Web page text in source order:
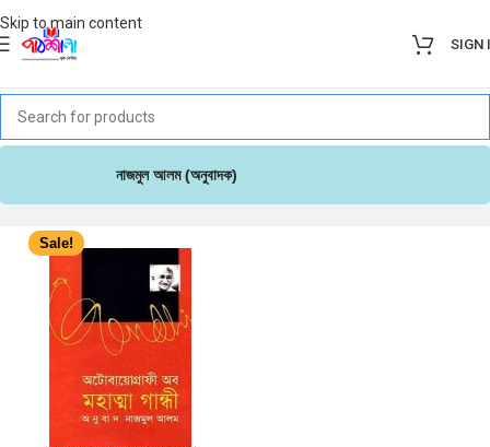
Skip to main content
SIGN
নাজমুল আলম (অনুবাদক)
Sale!